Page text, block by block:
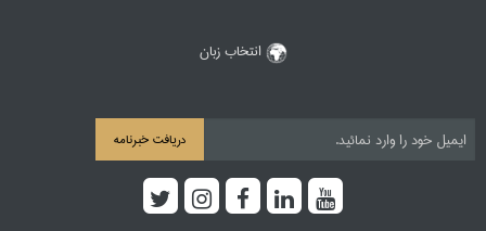
انتخاب زبان
دریافت خبرنامه